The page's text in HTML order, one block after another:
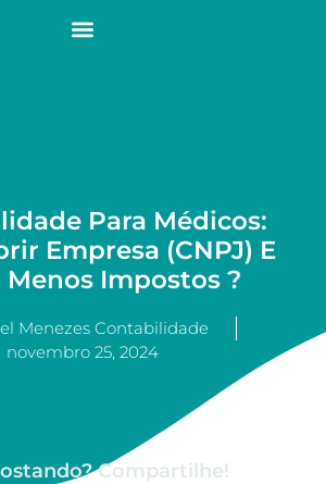
Para Médicos:
Empresa (CNPJ) E
Menos Impostos ?
Menezes Contabilidade
novembro 25, 2024
Compartilhe!